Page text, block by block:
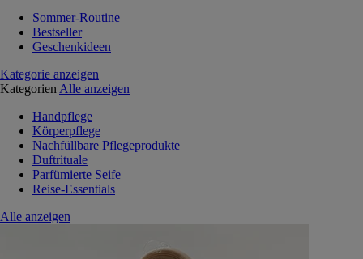
Sommer-Routine
Bestseller
Geschenkideen
Kategorie anzeigen
Kategorien Alle anzeigen
Handpflege
Körperpflege
Nachfüllbare Pflegeprodukte
Duftrituale
Parfümierte Seife
Reise-Essentials
Alle anzeigen